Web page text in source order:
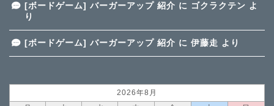
[ボードゲーム] バーガーアップ 紹介 に ゴクラクテン よ
り
[ボードゲーム] バーガーアップ 紹介 に 伊藤走 より
2026年8月